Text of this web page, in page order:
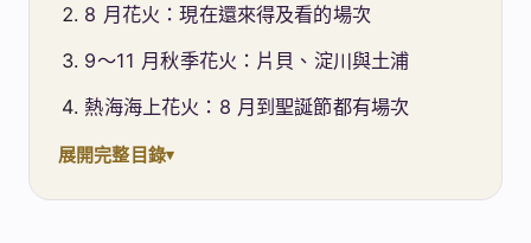
8 月花火：現在還來得及看的場次
9～11 月秋季花火：片貝、淀川與土浦
熱海海上花火：8 月到聖誕節都有場次
展開完整目錄